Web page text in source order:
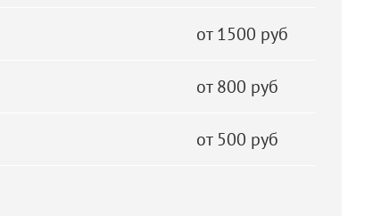
от 1500 руб
от 800 руб
от 500 руб